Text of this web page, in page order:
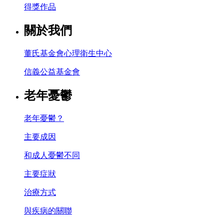
得獎作品
關於我們
董氏基金會心理衛生中心
信義公益基金會
老年憂鬱
老年憂鬱？
主要成因
和成人憂鬱不同
主要症狀
治療方式
與疾病的關聯